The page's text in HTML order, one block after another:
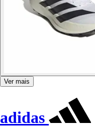
Ver mais
adidas